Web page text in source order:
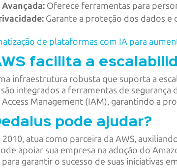
Oferece ferramentas para
Garante a proteção dos dados
de plataformas com IA para
facilita a
infraestrutura robusta que suporta a
integrados a ferramentas de segurança
Management (IAM), garantindo a
pode ajudar?
atua como parceira da AWS,
apoiar sua empresa na adoção do
garantir o sucesso de suas iniciativas